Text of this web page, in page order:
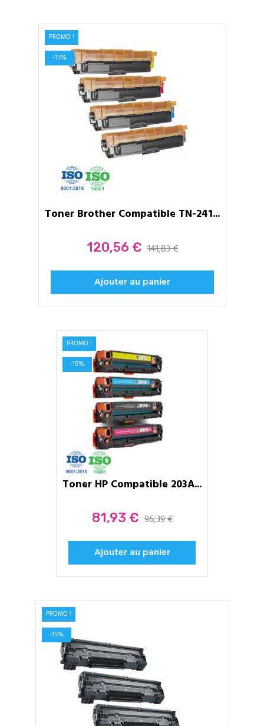
Toner Brother Compatible TN-241...
Prix
120,56 € 141,83 €
Ajouter au panier
PROMO !
-15%
Toner HP Compatible 203A...
Prix
81,93 € 96,39 €
Ajouter au panier
PROMO !
-15%
PROMO !
-15%